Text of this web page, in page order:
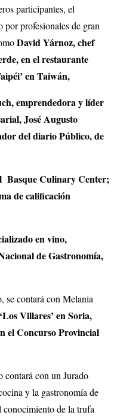
participantes, el
profesionales de gran
David Yárnoz, chef
en el restaurante
en Taiwán,
emprendedora y líder
José Augusto
del diario Público, de
Basque Culinary Center;
de calificación
en vino,
de Gastronomía,
se contará con Melania
Villares’ en Soria,
el Concurso Provincial
contará con un Jurado
y la gastronomía de
de la trufa